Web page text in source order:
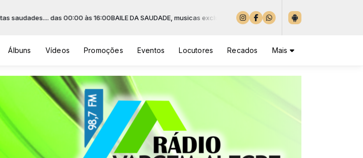
00:00 às 16:00 BAILE DA SAUDADE, musicas exclusivamente de serestas com os maiores cantores do referido
Álbuns Vídeos Promoções Eventos Locutores Recados Mais